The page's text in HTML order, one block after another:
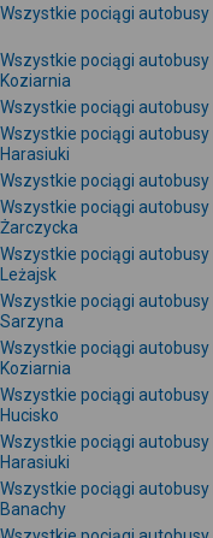
Wszystkie pociągi
Wszystkie pociągi
Koziarnia
Wszystkie pociągi
Wszystkie pociągi
Harasiuki
Wszystkie pociągi
Wszystkie pociągi
Żarczycka
Wszystkie pociągi
Leżajsk
Wszystkie pociągi
Sarzyna
Wszystkie pociągi
Koziarnia
Wszystkie pociągi
Hucisko
Wszystkie pociągi
Harasiuki
Wszystkie pociągi
Banachy